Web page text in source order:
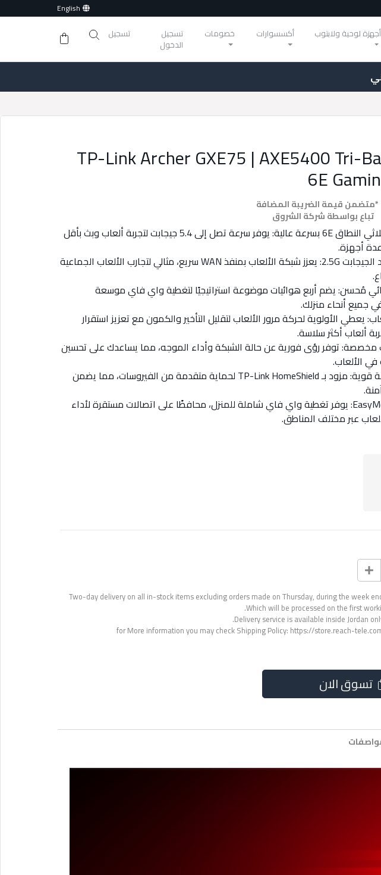
English
أجهزة لوحية ولابتوب أكسسوارات خصومات تسجيل
الدخول
تسجيل
TP-Link Archer GXE75 | AXE5400 Tri-
6E
*متضمن قيمة الضريبة المضافة
تباع بواسطة شركة الشروق
واي فاي ثلاثي النطاق 6E بسرعة عالية: يوفر سرعة تصل إلى 5.4 جيجابت لتجربة ألعاب وبث بأقل
أجهزة.
منفذ متعدد الجيجابت 2.5G: يعزز شبكة الألعاب بمنفذ WAN سريع، مثالي لتجارب الألعاب الجماعية
مُحسن: يضم أربع هوائيات موضوعة استراتيجيًا لتغطية واي فاي موسعة
جميع أنحاء منزلك.
يعطي الأولوية لحركة مرور الألعاب لتقليل التأخير والكمون مع تعزيز استقرار
ألعاب أكثر سلاسة.
مخصصة: توفر رؤى فورية عن حالة الشبكة وأداء الموجه، مما يساعدك على تحسين
في الألعاب.
حماية شبكة قوية: مزود بـ TP-Link HomeShield لحماية متقدمة من الفيروسات، مما يضمن
توافق EasyMesh: يوفر تغطية واي فاي شاملة للمنزل، محافظًا على اتصالات مستقرة لأداء
عبر مختلف المناطق.
Two-day delivery on all in-stock items excluding orders made on Thursday, during the week
Which will be processed on the first
Delivery service is available inside Jordan
for More information you may check Shipping Policy: https://store.reach-
تسوق الان